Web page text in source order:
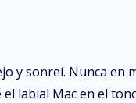
y sonreí. Nunca en
labial Mac en el